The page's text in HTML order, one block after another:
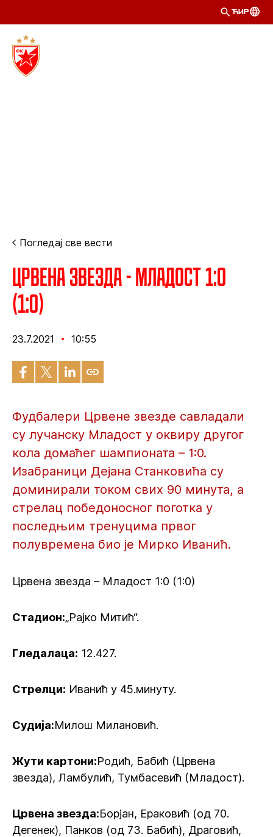
ЋИР
Погледај све вести
Црвена звезда - Младост 1:0
(1:0)
23.7.2021 10:55
Фудбалери Црвене звезде савладали
су лучанску Младост у оквиру другог
кола домаћег шампионата – 1:0.
Изабраници Дејана Станковића су
доминирали током свих 90 минута, а
стрелац победоносног поготка у
последњим тренуцима првог
полувремена био је Мирко Иванић.
Црвена звезда – Младост 1:0 (1:0)
Стадион:„Рајко Митић“.
Гледалаца: 12.427.
Стрелци: Иванић у 45.минуту.
Судија:Милош Милановић.
Жути картони:Родић, Бабић (Црвена
звезда), Ламбулић, Тумбасевић (Младост).
Црвена звезда:Борјан, Ераковић (од 70.
Дегенек), Панков (од 73. Бабић), Драговић,